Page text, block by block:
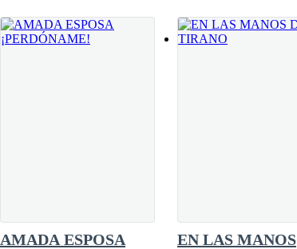
AMADA ESPOSA
EN LAS MANOS